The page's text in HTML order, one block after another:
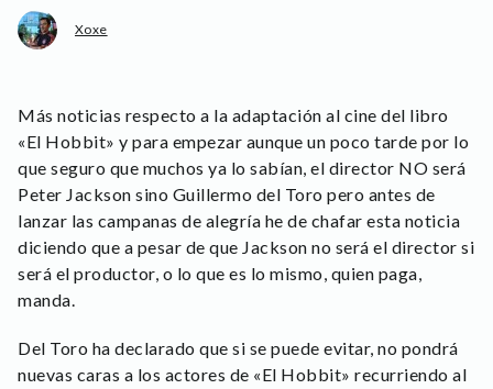
Xoxe
Más noticias respecto a la adaptación al cine del libro
«El Hobbit» y para empezar aunque un poco tarde por lo
que seguro que muchos ya lo sabían, el director NO será
Peter Jackson sino Guillermo del Toro pero antes de
lanzar las campanas de alegría he de chafar esta noticia
diciendo que a pesar de que Jackson no será el director si
será el productor, o lo que es lo mismo, quien paga,
manda.
Del Toro ha declarado que si se puede evitar, no pondrá
nuevas caras a los actores de «El Hobbit» recurriendo al